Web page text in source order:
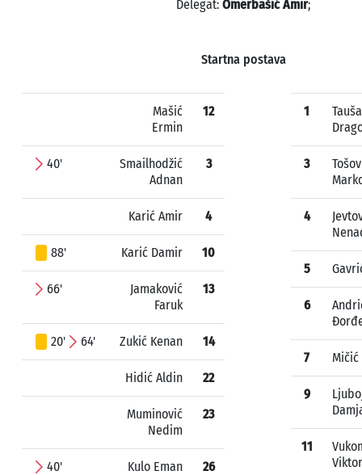
Delegat: Omerbašić Amir;
Startna postava
Mašić
Ermin
12
40'
Smailhodžić
Adnan
3
Karić Amir 4
88' Karić Damir 10
66'
Jamaković
Faruk
13
20' 64' Zukić Kenan 14
Hidić Aldin 22
Muminović
Nedim
23
40' Kulo Eman 26
1
3
4
5
6
7
9
11
Viktor